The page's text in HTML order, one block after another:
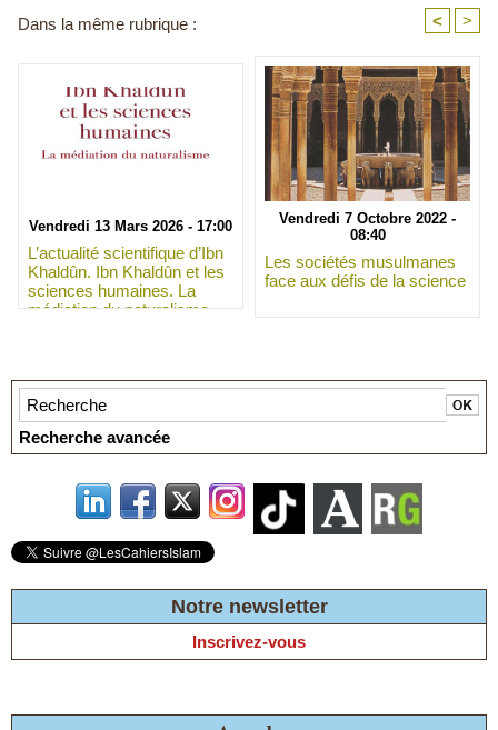
Dans la même rubrique : < >
Vendredi 13 Mars 2026 - 17:00
L’actualité scientifique d’Ibn
Khaldûn. Ibn Khaldûn et les
sciences humaines. La
médiation du naturalisme
Vendredi 7 Octobre 2022 -
08:40
Les sociétés musulmanes
face aux défis de la science
Recherche avancée
Notre newsletter
Inscrivez-vous